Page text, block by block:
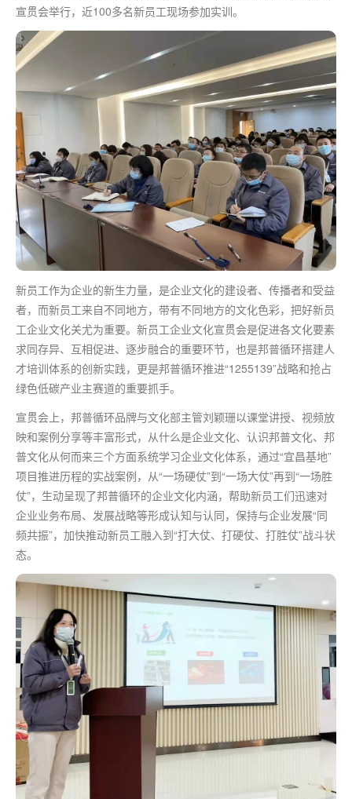
宣贯会举行，近100多名新员工现场参加实训。
新员工作为企业的新生力量，是企业文化的建设者、传播者和受益
者，而新员工来自不同地方，带有不同地方的文化色彩，把好新员
工企业文化关尤为重要。新员工企业文化宣贯会是促进各文化要素
求同存异、互相促进、逐步融合的重要环节，也是邦普循环搭建人
才培训体系的创新实践，更是邦普循环推进“1255139”战略和抢占
绿色低碳产业主赛道的重要抓手。
宣贯会上，邦普循环品牌与文化部主管刘颖珊以课堂讲授、视频放
映和案例分享等丰富形式，从什么是企业文化、认识邦普文化、邦
普文化从何而来三个方面系统学习企业文化体系，通过“宜昌基地”
项目推进历程的实战案例，从“一场硬仗”到“一场大仗”再到“一场胜
仗”，生动呈现了邦普循环的企业文化内涵，帮助新员工们迅速对
企业业务布局、发展战略等形成认知与认同，保持与企业发展“同
频共振”，加快推动新员工融入到“打大仗、打硬仗、打胜仗”战斗状
态。